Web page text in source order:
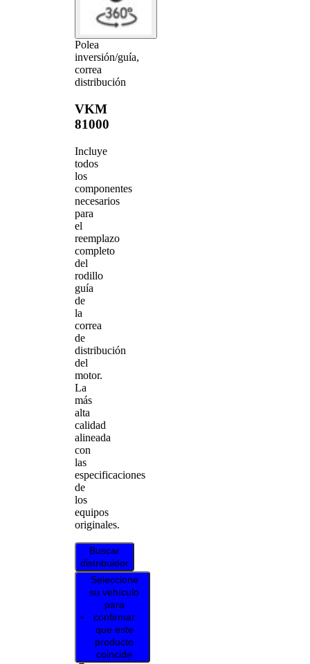
Polea
inversión/guía,
correa
distribución
VKM
81000
Incluye
todos
los
componentes
necesarios
para
el
reemplazo
completo
del
rodillo
guía
de
la
correa
de
distribución
del
motor.
La
más
alta
calidad
alineada
con
las
especificaciones
de
los
equipos
originales.
Buscar
distribuidor
Seleccione
su vehículo
para
confirmar
que este
producto
coincide